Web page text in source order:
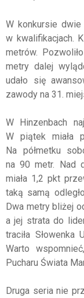
W konkursie dwie
w kwalifikacjach.
metrów.
metry dalej
udało się
zawody na 31.
W Hinzenbach
W piątek miała
Na półmetku
na 90 metr. Nad
miała 1,2 pkt
taką samą
Dwa metry bliżej
a jej strata do
traciła Słowenka
Warto
Pucharu Świata
Druga seria nie